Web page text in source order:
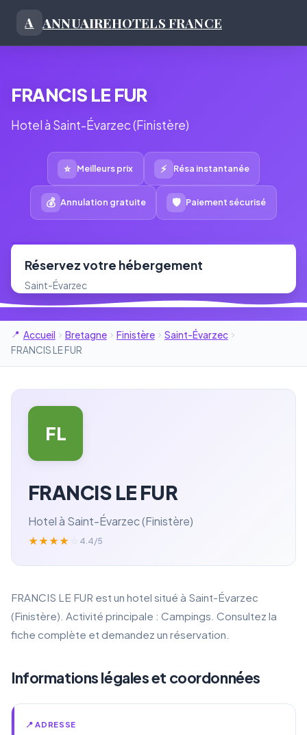
A ANNUAIREHOTELS FRANCE
FRANCIS LE FUR
Hotel à Saint-Évarzec (Finistère)
⭐ Meilleurs prix ⚡ Résa instantanée
💰 Annulation gratuite 🛡 Paiement sécurisé
Réservez votre hébergement
Saint-Évarzec
Accueil Bretagne Finistère
Saint-Évarzec
FRANCIS LE FUR
FL
FRANCIS LE FUR
Hotel à Saint-Évarzec (Finistère)
★★★★ 4.4/5
FRANCIS LE FUR est un hotel situé à Saint-Évarzec
(Finistère). Activité principale : Campings. Consultez la
fiche complète et demandez un réservation.
Informations légales et coordonnées
📍 ADRESSE